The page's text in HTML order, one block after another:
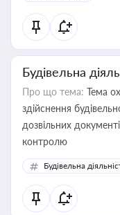
Будівельна
Про що тема: Тема
здійснення
дозвільних
контролю
Будівельна